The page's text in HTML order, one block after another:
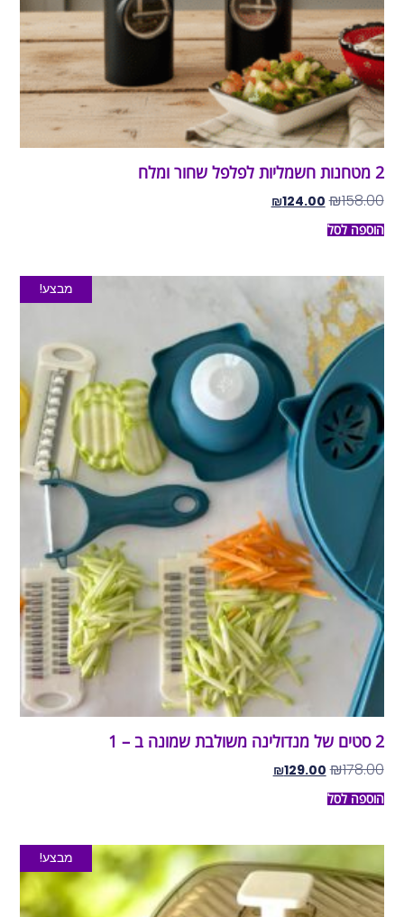
2 מטחנות חשמליות לפלפל שחור ומלח
₪158.00
₪124.00
הוספה לסל
מבצע!
2 סטים של מנדולינה משולבת שמונה ב – 1
₪178.00
₪129.00
הוספה לסל
מבצע!